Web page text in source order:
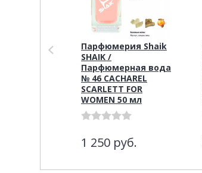
Парфюмерия Shaik
SHAIK /
Парфюмерная вода
№ 46 CACHAREL
SCARLETT FOR
WOMEN 50 мл
1 250 руб.